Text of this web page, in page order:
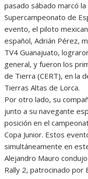
pasado sábado marcó
Supercampeonato de
evento, el piloto
español, Adrián Pérez,
TV4 Guanajuato,
general, y fueron los
de Tierra (CERT), en la
Tierras Altas de Lorca.
Por otro lado, su
junto a su navegante
posición en el
Copa Junior. Estos
simultáneamente en
Alejandro Mauro
Rally 2, patrocinado por